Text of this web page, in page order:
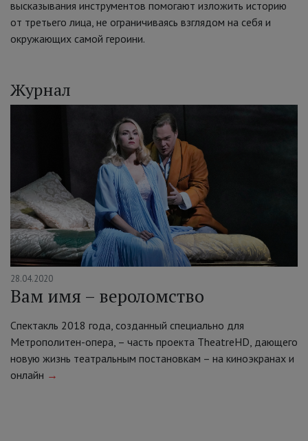
высказывания инструментов помогают изложить историю
от третьего лица, не ограничиваясь взглядом на себя и
окружающих самой героини.
Журнал
28.04.2020
Вам имя – вероломство
Спектакль 2018 года, созданный специально для
Метрополитен-опера, – часть проекта TheatreHD, дающего
новую жизнь театральным постановкам – на киноэкранах и
онлайн →